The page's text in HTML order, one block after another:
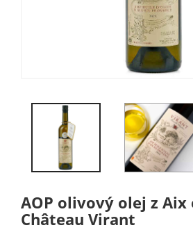
AOP olivový olej z Aix
Château Virant